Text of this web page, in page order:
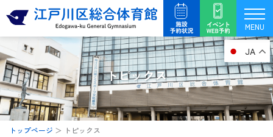
を
ス
キ
ッ
プ
MENU
トピックス
トップページ ＞ トピックス
JA